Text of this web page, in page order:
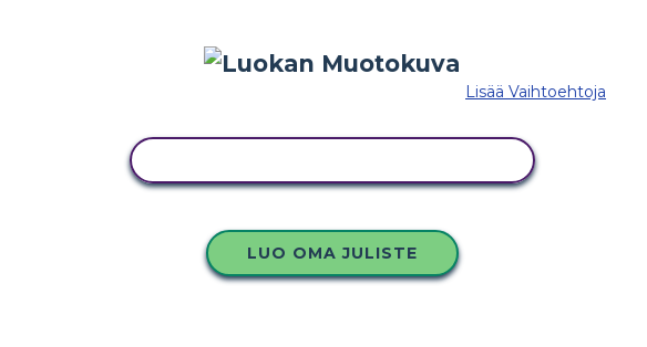
Lisää Vaihtoehtoja
LUO OMA JULISTE